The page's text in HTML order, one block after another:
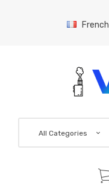
French
All Categories